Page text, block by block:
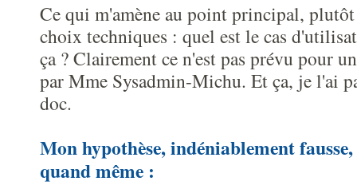
Ce qui m'amène au point principal, plutôt
choix techniques : quel est le cas
ça ? Clairement ce n'est pas prévu pour
par Mme Sysadmin-Michu. Et ça, je l'ai
doc.
Mon hypothèse, indéniablement
quand même :